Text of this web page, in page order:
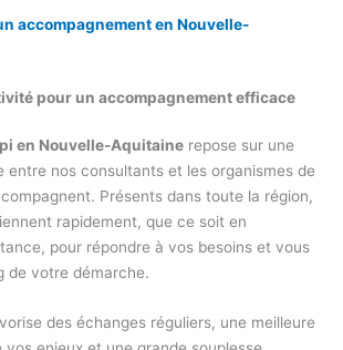
accompagnementen Nouvelle-
pour un accompagnement efficace
en Nouvelle-Aquitaine repose sur une
entre nos consultants et les organismes de
Présents dans toute la région,
rapidement, que ce soit en
pour répondre à vos besoins et vous
de votre démarche.
des échanges réguliers, une meilleure